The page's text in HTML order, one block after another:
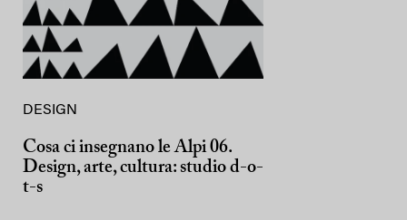
DESIGN
Cosa ci insegnano le Alpi 06.
Design, arte, cultura: studio d-o-
t-s